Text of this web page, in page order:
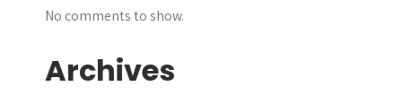
No comments to show.
Archives